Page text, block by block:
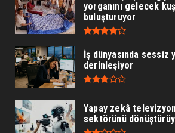
yorganını gelecek
buluşturuyor
İş dünyasında
derinleşiyor
Yapay zekâ
sektörünü